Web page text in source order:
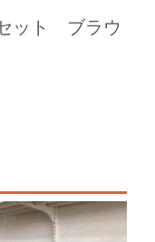
ット ブラウ